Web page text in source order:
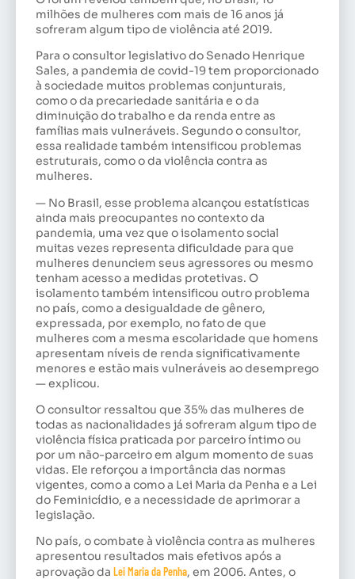
milhões de mulheres com mais de 16 anos já
sofreram algum tipo de violência até 2019.
Para o consultor legislativo do Senado Henrique
Sales, a pandemia de covid-19 tem proporcionado
à sociedade muitos problemas conjunturais,
como o da precariedade sanitária e o da
diminuição do trabalho e da renda entre as
famílias mais vulneráveis. Segundo o consultor,
essa realidade também intensificou problemas
estruturais, como o da violência contra as
mulheres.
— No Brasil, esse problema alcançou estatísticas
ainda mais preocupantes no contexto da
pandemia, uma vez que o isolamento social
muitas vezes representa dificuldade para que
mulheres denunciem seus agressores ou mesmo
tenham acesso a medidas protetivas. O
isolamento também intensificou outro problema
no país, como a desigualdade de gênero,
expressada, por exemplo, no fato de que
mulheres com a mesma escolaridade que homens
apresentam níveis de renda significativamente
menores e estão mais vulneráveis ao desemprego
— explicou.
O consultor ressaltou que 35% das mulheres de
todas as nacionalidades já sofreram algum tipo de
violência física praticada por parceiro íntimo ou
por um não-parceiro em algum momento de suas
vidas. Ele reforçou a importância das normas
vigentes, como a como a Lei Maria da Penha e a Lei
do Feminicídio, e a necessidade de aprimorar a
legislação.
No país, o combate à violência contra as mulheres
apresentou resultados mais efetivos após a
aprovação da Lei Maria da Penha, em 2006. Antes, o